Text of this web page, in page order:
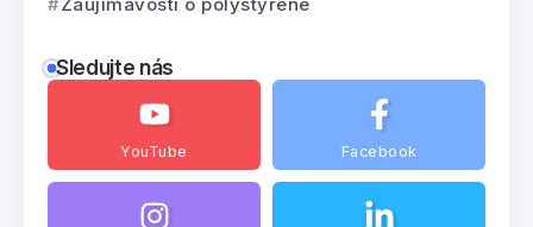
Zaujímavosti o polystyréne
Sledujte nás
YouTube Facebook